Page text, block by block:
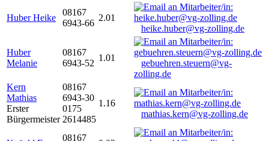
Huber Heike
08167
6943-66
2.01
heike.huber@vg-zolling.de
Huber
Melanie
08167
6943-52
1.01
gebuehren.steuern@vg-
zolling.de
Kern
Mathias
Erster
Bürgermeister
08167
6943-30
0175
2614485
1.16
mathias.kern@vg-zolling.de
08167